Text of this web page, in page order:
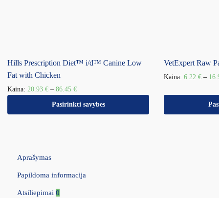
Hills Prescription Diet™ i/d™ Canine Low
Fat with Chicken
Kaina: 20.93 € – 86.45 €
Pasirinkti savybes
VetExpert Raw
Kaina: 6.22 € –
Aprašymas
Papildoma informacija
Atsiliepimai 0